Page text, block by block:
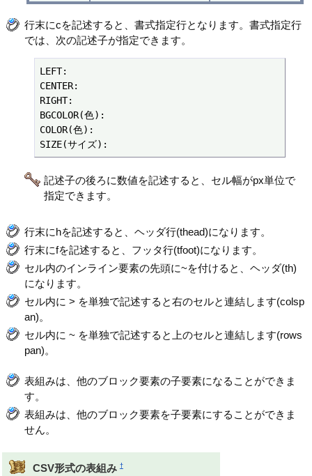
行末にcを記述すると、書式指定行となります。書式指定行
では、次の記述子が指定できます。
LEFT:
CENTER:
RIGHT:
BGCOLOR(色):
COLOR(色):
SIZE(サイズ):
記述子の後ろに数値を記述すると、セル幅がpx単位で
指定できます。
行末にhを記述すると、ヘッダ行(thead)になります。
行末にfを記述すると、フッタ行(tfoot)になります。
セル内のインライン要素の先頭に~を付けると、ヘッダ(th)
になります。
セル内に > を単独で記述すると右のセルと連結します(colsp
an)。
セル内に ~ を単独で記述すると上のセルと連結します(rows
pan)。
表組みは、他のブロック要素の子要素になることができま
す。
表組みは、他のブロック要素を子要素にすることができま
せん。
CSV形式の表組み †